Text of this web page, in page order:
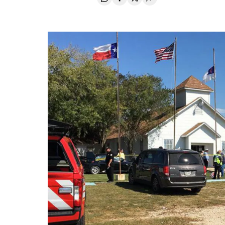
Compartir en Whatsapp
Compartir en Facebook
Compartir en Twitter
Desplegar Redes